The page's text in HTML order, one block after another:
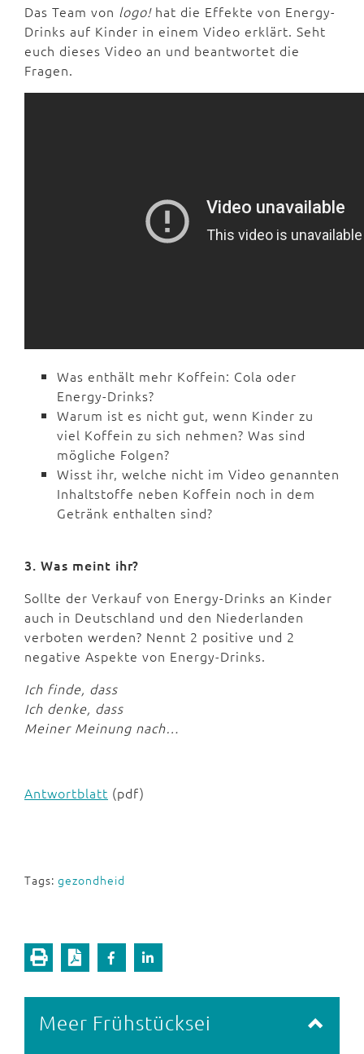
Das Team von logo!hat die Effekte von Energy-
Drinks auf Kinder in einem Video erklärt. Seht
euch dieses Video an und beantwortet die
Fragen.
Was enthält mehr Koffein: Cola oder
Energy-Drinks?
Warum ist es nicht gut, wenn Kinder zu
viel Koffein zu sich nehmen? Was sind
mögliche Folgen?
Wisst ihr, welche nicht im Video genannten
Inhaltstoffe neben Koffein noch in dem
Getränk enthalten sind?
3. Was meint ihr?
Sollte der Verkauf von Energy-Drinks an Kinder
auch in Deutschland und den Niederlanden
verboten werden? Nennt 2 positive und 2
negative Aspekte von Energy-Drinks.
Ich finde, dass
Ich denke, dass
Meiner Meinung nach…
Antwortblatt (pdf)
Tags: gezondheid
Meer Frühstücksei